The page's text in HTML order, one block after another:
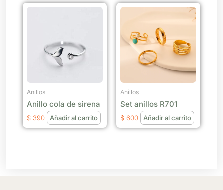
Anillos
Anillo cola de sirena
$ 390 Añadir al carrito
Anillos
Set anillos R701
$ 600 Añadir al carrito